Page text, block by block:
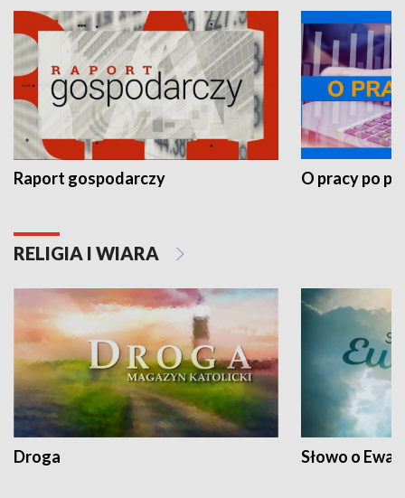
Raport gospodarczy O pracy po
RELIGIA I WIARA
Droga Słowo o